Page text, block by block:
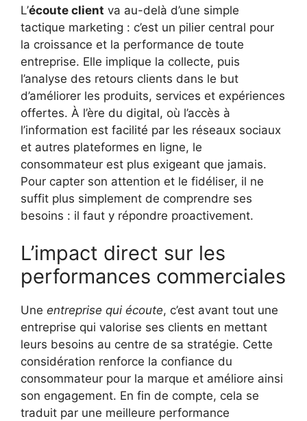
L’écoute client va au-delà d’une simple
tactique marketing : c’est un pilier central pour
la croissance et la performance de toute
entreprise. Elle implique la collecte, puis
l’analyse des retours clients dans le but
d’améliorer les produits, services et expériences
offertes. À l’ère du digital, où l’accès à
l’information est facilité par les réseaux sociaux
et autres plateformes en ligne, le
consommateur est plus exigeant que jamais.
Pour capter son attention et le fidéliser, il ne
suffit plus simplement de comprendre ses
besoins : il faut y répondre proactivement.
L’impact direct sur les
performances commerciales
Une entreprise qui écoute, c’est avant tout une
entreprise qui valorise ses clients en mettant
leurs besoins au centre de sa stratégie. Cette
considération renforce la confiance du
consommateur pour la marque et améliore ainsi
son engagement. En fin de compte, cela se
traduit par une meilleure performance